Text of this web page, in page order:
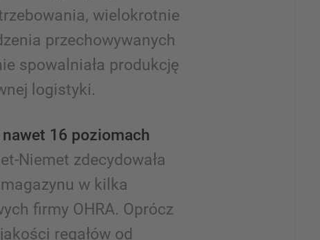
wielokrotnie
przechowywanych
spowalniała produkcję
logistyki.
16 poziomach
Niemet zdecydowała
w kilka
firmy OHRA. Oprócz
regałów od